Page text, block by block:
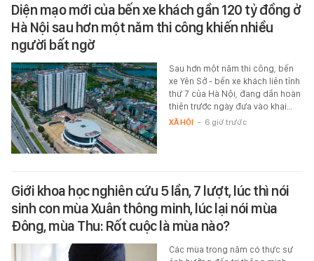
Diện mạo mới của bến xe khách gần 120 tỷ đồng ở
Hà Nội sau hơn một năm thi công khiến nhiều
người bất ngờ
Sau hơn một năm thi công, bến
xe Yên Sở - bến xe khách liên tỉnh
thứ 7 của Hà Nội, đang dần hoàn
thiện trước ngày đưa vào khai…
XÃ HỘI - 6 giờ trước
Giới khoa học nghiên cứu 5 lần, 7 lượt, lúc thì nói
sinh con mùa Xuân thông minh, lúc lại nói mùa
Đông, mùa Thu: Rốt cuộc là mùa nào?
Các mùa trong năm có thực sự